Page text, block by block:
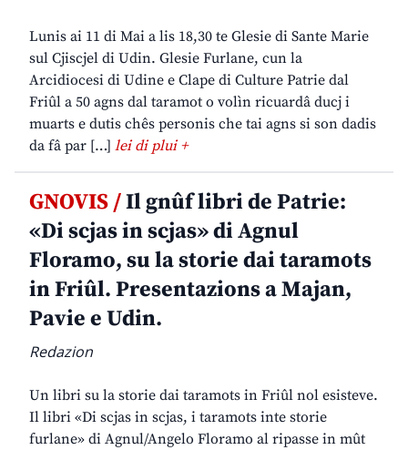
Lunis ai 11 di Mai a lis 18,30 te Glesie di Sante Marie
sul Cjiscjel di Udin. Glesie Furlane, cun la
Arcidiocesi di Udine e Clape di Culture Patrie dal
Friûl a 50 agns dal taramot o volìn ricuardâ ducj i
muarts e dutis chês personis che tai agns si son dadis
da fâ par […] lei di plui +
GNOVIS /Il gnûf libri de Patrie:
«Di scjas in scjas» di Agnul
Floramo, su la storie dai taramots
in Friûl. Presentazions a Majan,
Pavie e Udin.
Redazion
Un libri su la storie dai taramots in Friûl nol esisteve.
Il libri «Di scjas in scjas, i taramots inte storie
furlane» di Agnul/Angelo Floramo al ripasse in mût